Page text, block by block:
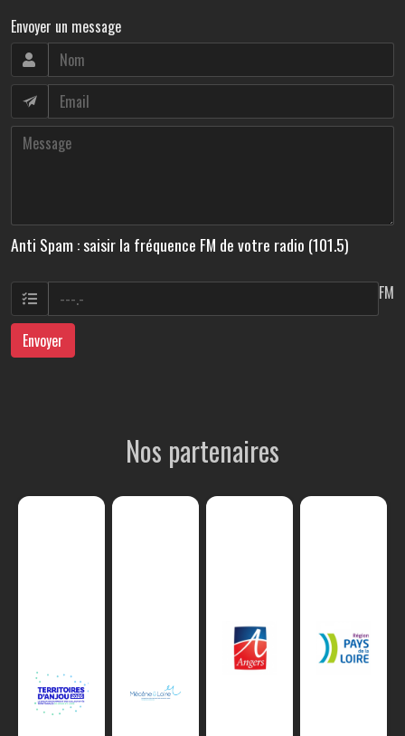
Envoyer un message
Anti Spam : saisir la fréquence FM de votre radio (101.5)
FM
Envoyer
Nos partenaires